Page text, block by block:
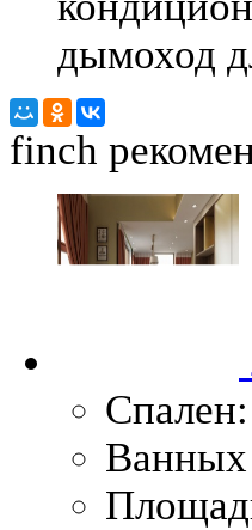
дымоход
finch
Спален:
Ванных